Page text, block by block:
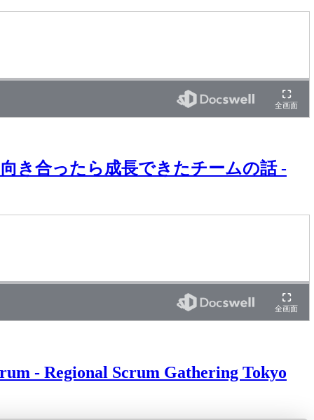
き合ったら成長できたチームの話 -
- Regional Scrum Gathering Tokyo